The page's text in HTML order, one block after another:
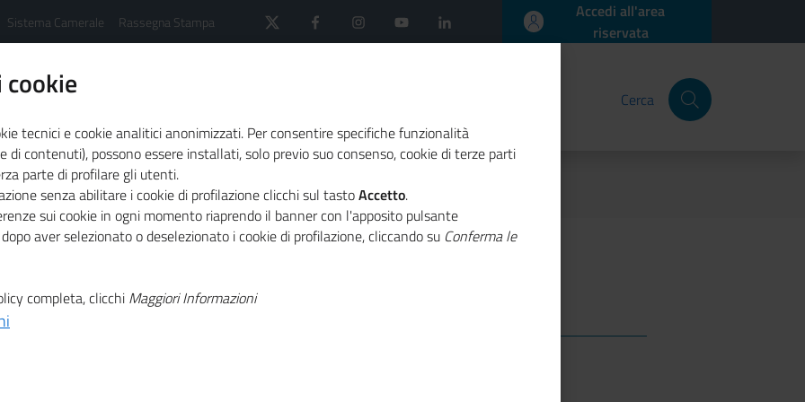
Sistema Camerale Rassegna Stampa
Accedi all'area
riservata
Cerca
DimiCome (progetto concluso)
concluso)
tecnici e cookie analitici anonimizzati. Per consentire specifiche funzionalità
di contenuti), possono essere installati, solo previo suo consenso, cookie di terze parti
parte di profilare gli utenti.
senza abilitare i cookie di profilazione clicchi sul tastoAccetto.
sui cookie in ogni momento riaprendo il banner con l'apposito pulsante
aver selezionato o deselezionato i cookie di profilazione, cliccando su Conferma le
completa, clicchi Maggiori Informazioni